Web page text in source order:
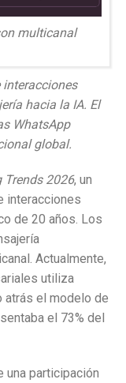
multicanal
hacia la IA. El
WhatsApp
global.
Trends 2026, un
interacciones
de 20 años. Los
Actualmente,
utiliza
atrás el modelo de
el 73% del
una participación